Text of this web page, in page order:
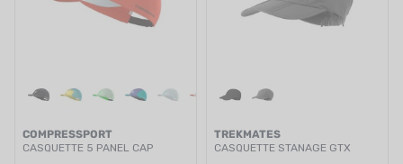
COMPRESSPORT
CASQUETTE 5 PANEL CAP
TREKMATES
CASQUETTE STANAGE GTX